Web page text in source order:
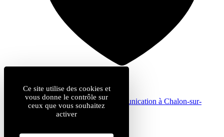
byCom & cie : agence de communication à Chalon-sur-
Saône
Mentions légales
Ce site utilise des cookies et
vous donne le contrôle sur
ceux que vous souhaitez
activer